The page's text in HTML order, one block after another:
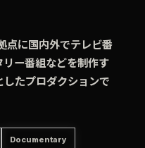
点に国内外でテレビ番
ー番組などを制作す
たプロダクションで
Documentary